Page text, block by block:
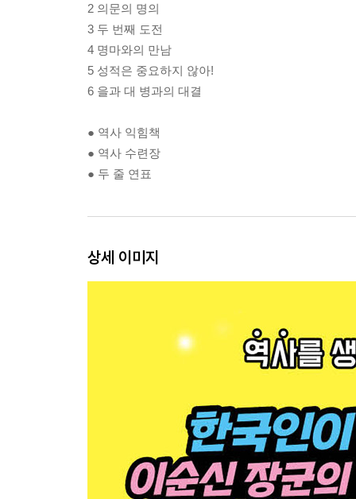
2 의문의 명의
3 두 번째 도전
4 명마와의 만남
5 성적은 중요하지 않아!
6 을과 대 병과의 대결
● 역사 익힘책
● 역사 수련장
● 두 줄 연표
상세 이미지